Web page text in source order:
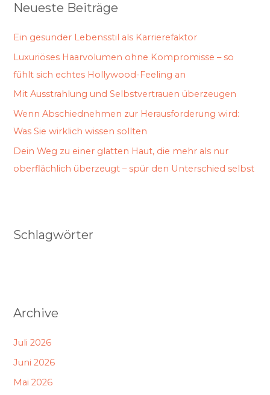
Neueste Beiträge
Ein gesunder Lebensstil als Karrierefaktor
Luxuriöses Haarvolumen ohne Kompromisse – so
fühlt sich echtes Hollywood-Feeling an
Mit Ausstrahlung und Selbstvertrauen überzeugen
Wenn Abschiednehmen zur Herausforderung wird:
Was Sie wirklich wissen sollten
Dein Weg zu einer glatten Haut, die mehr als nur
oberflächlich überzeugt – spür den Unterschied selbst
Schlagwörter
Archive
Juli 2026
Juni 2026
Mai 2026